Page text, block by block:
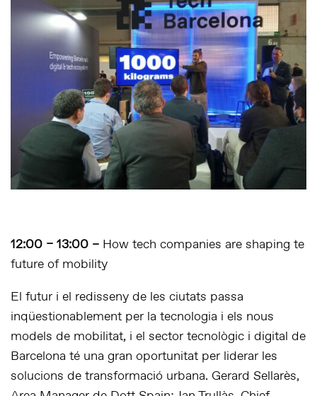
12:00 – 13:00 – How tech companies are shaping te
future of mobility
El futur i el redisseny de les ciutats passa
inqüestionablement per la tecnologia i els nous
models de mobilitat, i el sector tecnològic i digital de
Barcelona té una gran oportunitat per liderar les
solucions de transformació urbana. Gerard Sellarès,